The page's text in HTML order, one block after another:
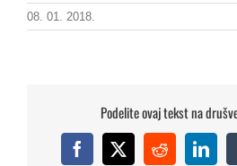
08. 01. 2018.
Podelite ovaj tekst na
Facebook
X Reddit